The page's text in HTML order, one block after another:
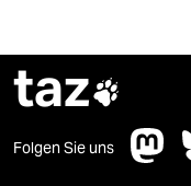
taz
Folgen Sie uns